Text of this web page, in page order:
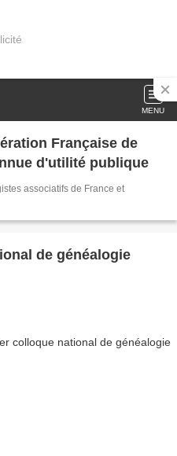
MENU
Française de
d'utilité publique
associatifs de France et
de généalogie